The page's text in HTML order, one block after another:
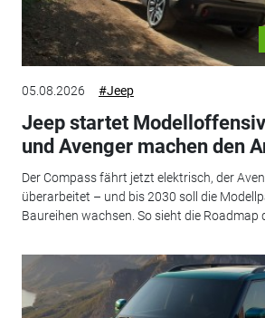
05.08.2026 #Jeep
Jeep startet
und Avenger machen den
Der Compass fährt jetzt elektrisch, der
überarbeitet – und bis 2030 soll die
Baureihen wachsen. So sieht die Roadmap